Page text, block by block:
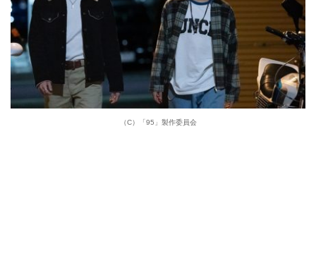
（C）「95」製作委員会